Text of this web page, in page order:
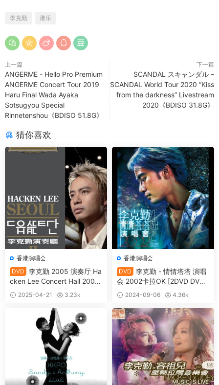
李克勤 港乐
上一篇
ANGERME - Hello Pro Premium
ANGERME Concert Tour 2019
Haru Final Wada Ayaka
Sotsugyou Special
Rinnetenshou《BDISO 51.8G》
下一篇
SCANDAL スキャンダル –
SCANDAL World Tour 2020 “Kiss
from the darkness” Livestream
2020《BDISO 31.8G》
猜你喜欢
香港演唱会
DVD
李克勤 2005 演奏厅 Ha
cken Lee Concert Hall 2006
CD+DVD [DVD ISO 7.42GB]
2025-04-21
3.23k
香港演唱会
DVD
李克勤 - 情情塔塔 演唱
会 2002卡拉OK [2DVD DVD
14.55GB]
2024-09-06
4.36k